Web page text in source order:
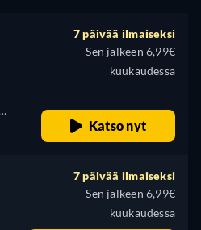
7 päivää ilmaiseksi
Sen jälkeen 6,99€
kuukaudessa
Katso nyt
7 päivää ilmaiseksi
Sen jälkeen 6,99€
kuukaudessa